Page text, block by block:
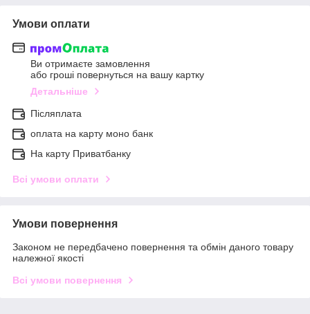
Умови оплати
Ви отримаєте замовлення
або гроші повернуться на вашу картку
Детальніше
Післяплата
оплата на карту моно банк
На карту Приватбанку
Всі умови оплати
Умови повернення
Законом не передбачено повернення та обмін даного товару
належної якості
Всі умови повернення